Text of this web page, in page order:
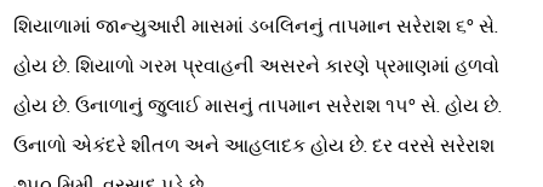
શિયાળામાં જાન્યુઆરી માસમાં ડબલિનનું તાપમાન સરેરાશ ૬° સે.
હોય છે. શિયાળો ગરમ પ્રવાહની અસરને કારણે પ્રમાણમાં હળવો
હોય છે. ઉનાળાનું જુલાઈ માસનું તાપમાન સરેરાશ ૧૫° સે. હોય છે.
ઉનાળો એકંદરે શીતળ અને આહલાદક હોય છે. દર વરસે સરેરાશ